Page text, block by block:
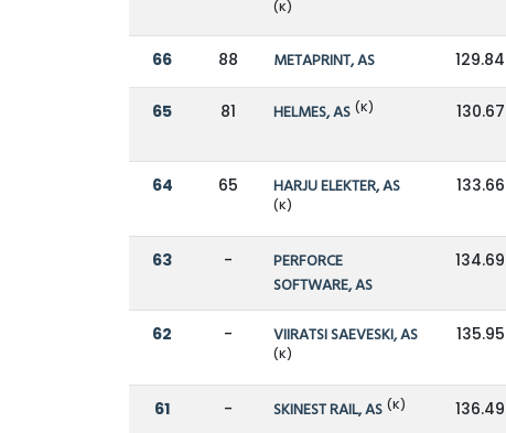
(K)
66 88 METAPRINT, AS 129.84
65 81 HELMES, AS (K) 130.67
64 65 HARJU ELEKTER, AS
(K)
133.66
63 -
PERFORCE
SOFTWARE, AS
134.69
62 - VIIRATSI SAEVESKI, AS
(K)
135.95
61 - SKINEST RAIL, AS (K) 136.49